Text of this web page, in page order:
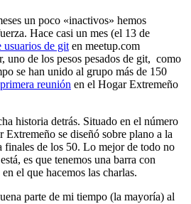
un poco «inactivos» hemos
Hace casi un mes (el 13 de
usuarios de git en meetup.com
uno de los pesos pesados de git, como
se han unido al grupo más de 150
reunión en el Hogar Extremeño
historia detrás. Situado en el número
se diseñó sobre plano a la
finales de los 50. Lo mejor de todo no
es que tenemos una barra con
el que hacemos las charlas.
parte de mi tiempo (la mayoría) al